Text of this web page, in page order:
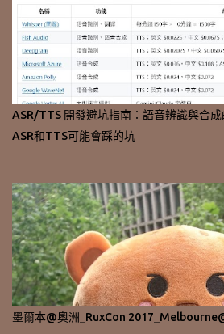
ASR/TTS 開發避坑指南：語音辨識與合
ASR和TTS可能會踩的坑
墨爾本@奧洲_RuxCon